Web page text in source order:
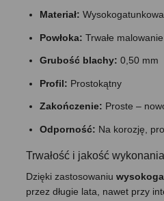
Materiał: Wysokogatunkowa
Powłoka: Trwałe
Grubość blachy: 0,50 mm
Profil: Prostokątny
Zakończenie: Proste –
Odporność: Na korozję,
Trwałość i jakość wykonania
Dzięki zastosowaniu
przez długie lata, nawet przy